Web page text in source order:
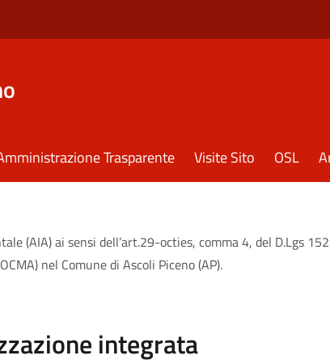
Trasparente Visite Sito OSL
(AIA) ai sensi dell’art.29-octies, comma 4, del D.Lgs
nel Comune di Ascoli Piceno (AP).
integrata